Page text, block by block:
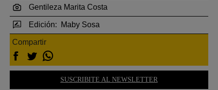
Gentileza Marita Costa
Edición: Maby Sosa
Compartir
SUSCRIBITE AL NEWSLETTER